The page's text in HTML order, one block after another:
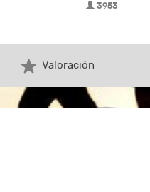
3953
Valoración